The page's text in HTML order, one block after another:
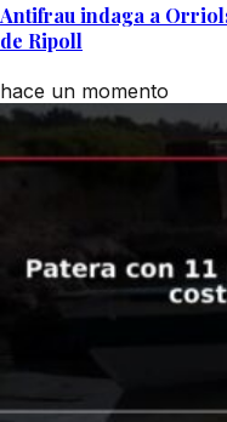
Antifrau indaga a
de Ripoll
hace un momento